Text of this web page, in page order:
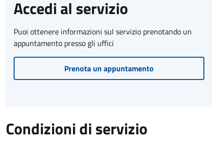
Accedi al servizio
Puoi ottenere informazioni sul servizio prenotando un
appuntamento presso gli uffici
Prenota un appuntamento
Condizioni di servizio